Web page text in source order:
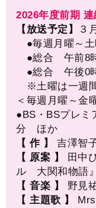
2026年度前期
【放送予定】
３
●毎週月曜～
●総合 午前8
●総合 午後0
※土曜は一週
＜毎週月曜～金
●BS・BSプレ
分 ほか
【 作 】
吉澤智
【 原案 】
田中
ル 大関和物語』
【 音楽 】
野見
【 主題歌 】